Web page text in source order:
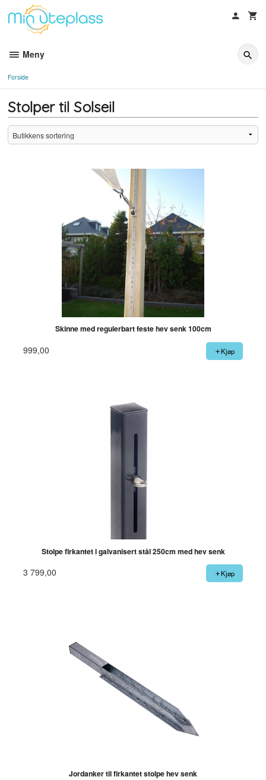
innholdet
Meny
Forside
Stolper til Solseil
Skinne med regulerbart feste hev senk 100cm
999,00 Kjøp
Stolpe firkantet i galvanisert stål 250cm med hev senk
3 799,00 Kjøp
Jordanker til firkantet stolpe hev senk